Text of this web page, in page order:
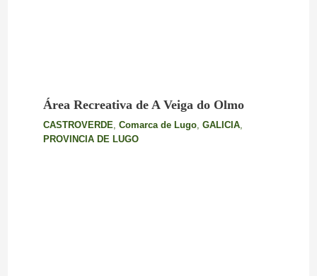
Área Recreativa de A Veiga do Olmo
CASTROVERDE Comarca de Lugo, GALICIA,
PROVINCIA DE LUGO